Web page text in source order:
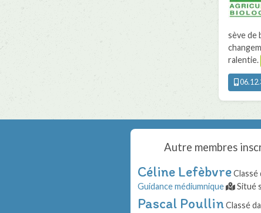
sève de
ralentie.
Autre membres
Céline LefèbvreClassé
Guidance médiumnique
Situé
Pascal PoullinClassé